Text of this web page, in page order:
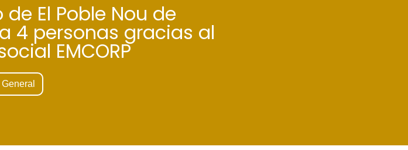
El Poble Nou de
4 personas gracias al
EMCORP
General